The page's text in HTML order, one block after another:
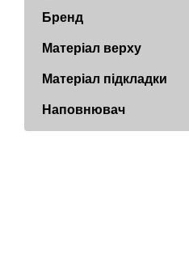
Бренд
Матеріал верху
Матеріал підкладки
Наповнювач